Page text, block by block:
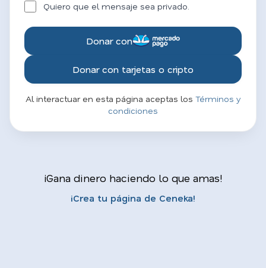
Quiero que el mensaje sea privado.
Donar con
Donar con tarjetas o cripto
Al interactuar en esta página aceptas los Términos y
condiciones
¡Gana dinero haciendo lo que amas!
¡Crea tu página de Ceneka!